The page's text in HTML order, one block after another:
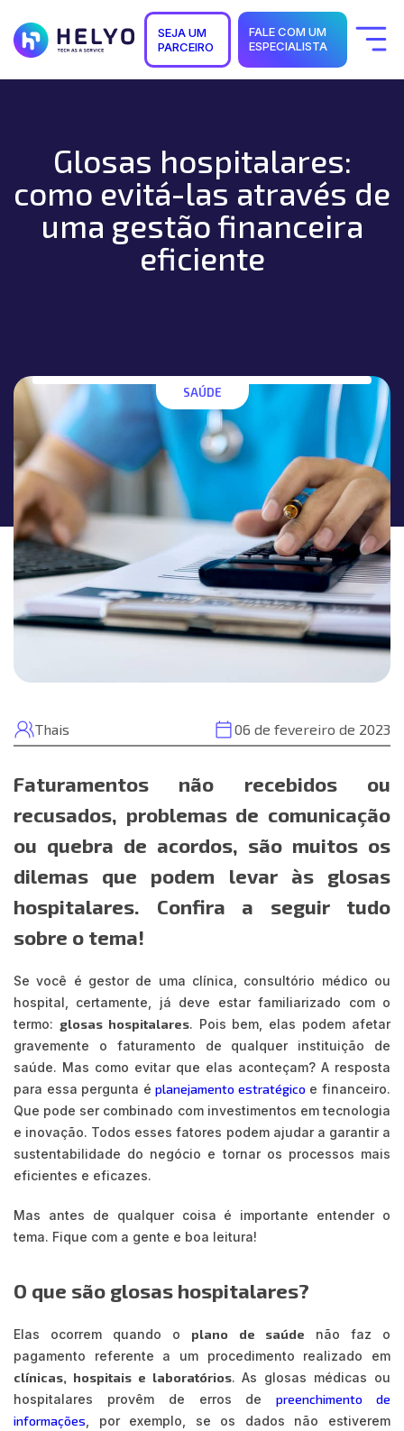
SEJA UM
PARCEIRO
FALE COM UM
ESPECIALISTA
Quem Somos
Carreiras
Blog
Glosas hospitalares:
como evitá-las através de
uma gestão financeira
eficiente
SAÚDE
Thais 06 de fevereiro de 2023
Faturamentos não recebidos ou
recusados, problemas de comunicação
ou quebra de acordos, são muitos os
dilemas que podem levar às glosas
hospitalares. Confira a seguir tudo
sobre o tema!
Se você é gestor de uma clínica, consultório médico ou
hospital, certamente, já deve estar familiarizado com o
termo: glosas hospitalares. Pois bem, elas podem afetar
gravemente o faturamento de qualquer instituição de
saúde. Mas como evitar que elas aconteçam? A resposta
para essa pergunta éplanejamento estratégico e financeiro.
Que pode ser combinado com investimentos em tecnologia
e inovação. Todos esses fatores podem ajudar a garantir a
sustentabilidade do negócio e tornar os processos mais
eficientes e eficazes.
Mas antes de qualquer coisa é importante entender o
tema. Fique com a gente e boa leitura!
O que são glosas hospitalares?
Elas ocorrem quando o plano de saúde não faz o
pagamento referente a um procedimento realizado em
clínicas, hospitais e laboratórios. As glosas médicas ou
hospitalares provêm de erros depreenchimento de
informações , por exemplo, se os dados não estiverem